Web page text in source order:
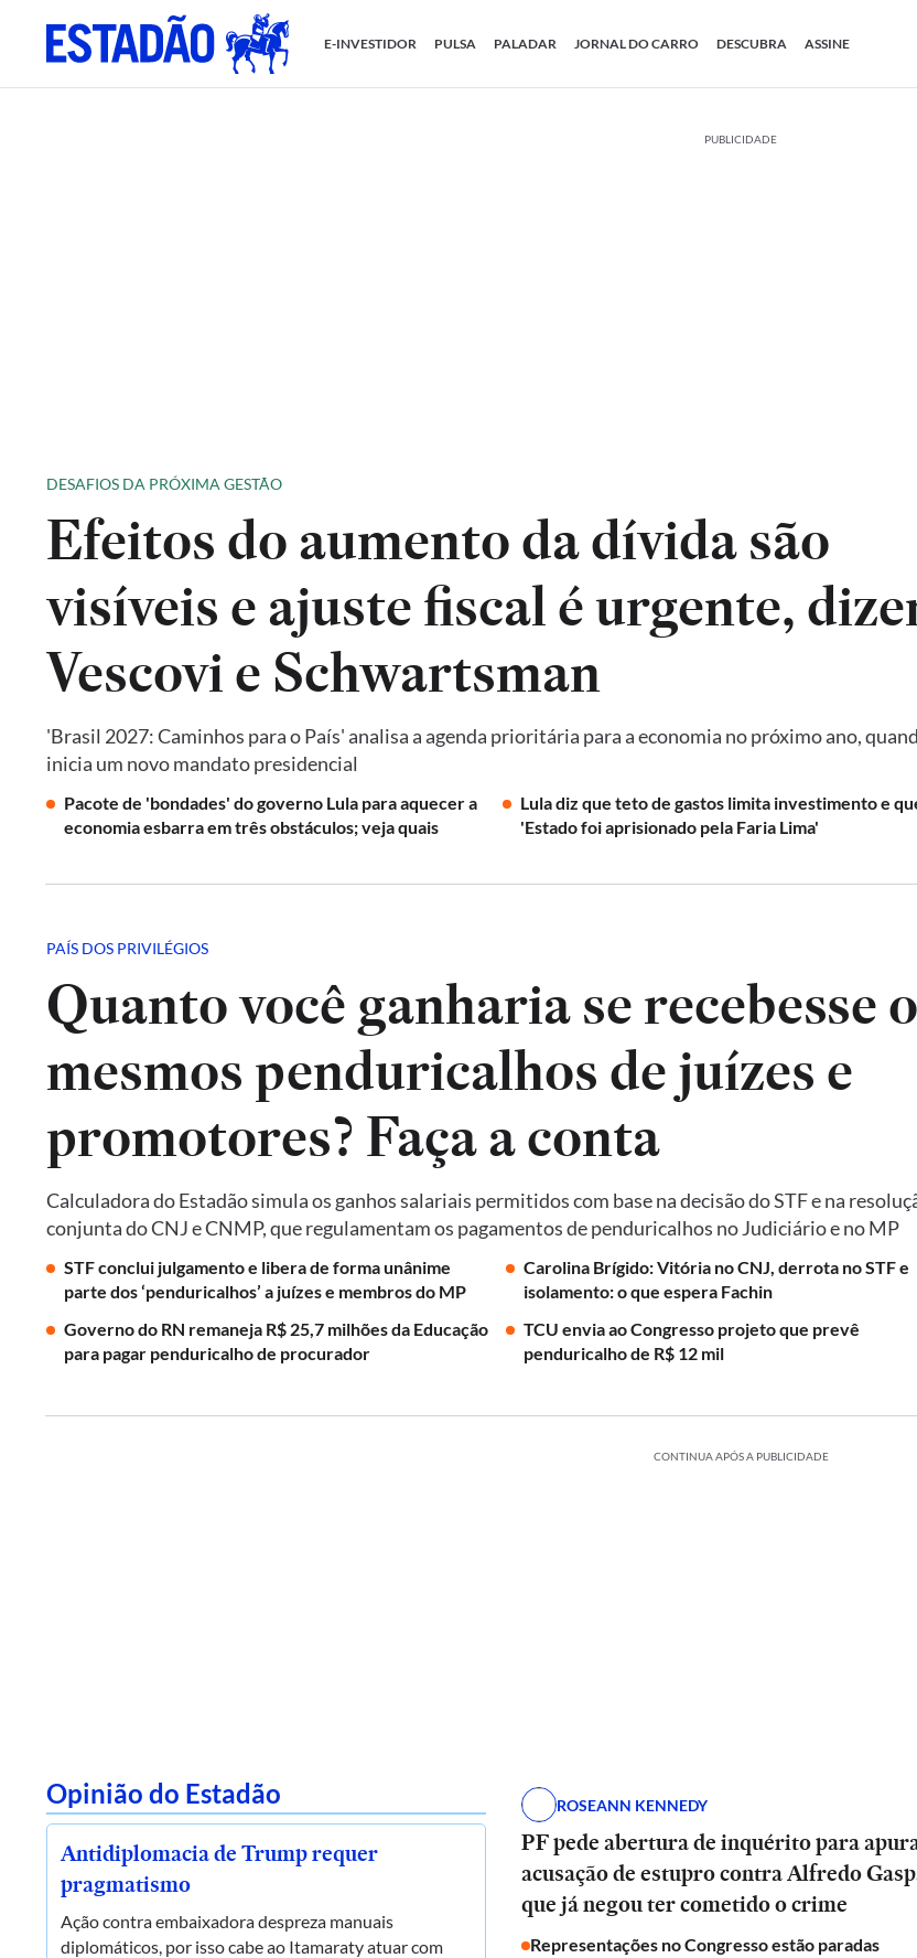
E-INVESTIDOR PULSA PALADAR JORNAL DO CARRO DESCUBRA ASSINE
PUBLICIDADE
DESAFIOS DA PRÓXIMA GESTÃO
Efeitos do aumento da dívida são
visíveis e ajuste fiscal é urgente,
Vescovi e Schwartsman
'Brasil 2027: Caminhos para o País' analisa a agenda prioritária para a economia no próximo ano,
inicia um novo mandato presidencial
Pacote de 'bondades' do governo Lula para aquecer a
economia esbarra em três obstáculos; veja quais
Lula diz que teto de gastos limita investimento e
'Estado foi aprisionado pela Faria Lima'
PAÍS DOS PRIVILÉGIOS
Quanto você ganharia se recebesse
mesmos penduricalhos de juízes e
promotores? Faça a conta
Calculadora do Estadão simula os ganhos salariais permitidos com base na decisão do STF e na
conjunta do CNJ e CNMP, que regulamentam os pagamentos de penduricalhos no Judiciário e no MP
STF conclui julgamento e libera de forma unânime
parte dos ‘penduricalhos’ a juízes e membros do MP
Carolina Brígido: Vitória no CNJ, derrota no STF e
isolamento: o que espera Fachin
Governo do RN remaneja R$ 25,7 milhões da Educação
para pagar penduricalho de procurador
TCU envia ao Congresso projeto que prevê
penduricalho de R$ 12 mil
CONTINUA APÓS A PUBLICIDADE
Opinião do Estadão
Antidiplomacia de Trump requer
pragmatismo
Ação contra embaixadora despreza manuais
diplomáticos, por isso cabe ao Itamaraty atuar com
ROSEANN KENNEDY
PF pede abertura de inquérito para
acusação de estupro contra Alfredo
que já negou ter cometido o crime
Representações no Congresso estão paradas